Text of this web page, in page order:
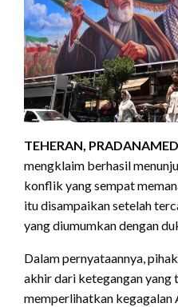
TEHERAN,
mengklaim berhasil
konflik yang sempat
itu disampaikan setelah
yang diumumkan dengan
Dalam pernyataannya,
akhir dari ketegangan yang
memperlihatkan kegagalan